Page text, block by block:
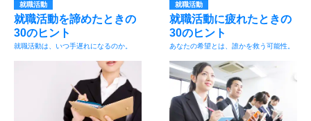
就職活動
就職活動を諦めたときの
30のヒント
就職活動は、いつ手遅れになるのか。
就職活動
就職活動に疲れたときの
30のヒント
あなたの希望とは、誰かを救う可能性。